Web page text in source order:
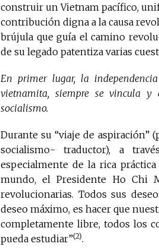
construir un Vietnam pacífico,
contribución digna a la causa
brújula que guía el camino
de su legado patentiza varias
En primer lugar, la
vietnamita, siempre se vincula y
socialismo.
Durante su “viaje de aspiración”
socialismo- traductor), a
especialmente de la rica
mundo, el Presidente Ho Chi
revolucionarias. Todos sus
deseo máximo, es hacer que
completamente libre, todos los
pueda estudiar”(2).